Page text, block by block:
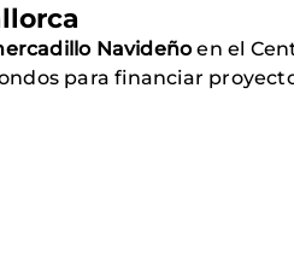
Navideñoen el
para financiar